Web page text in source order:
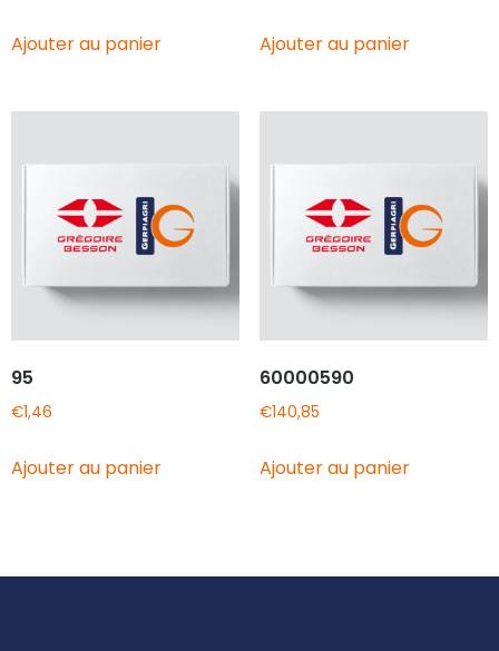
Ajouter au panier Ajouter au panier
95
€1,46
Ajouter au panier
60000590
€140,85
Ajouter au panier